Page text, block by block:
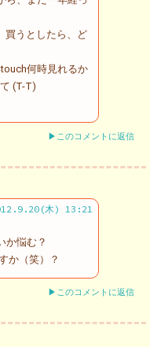
買うとしたら、ど
何時見れるか
(T-T)
▶このコメントに返信
木) 13:21
か悩む？
か（笑）？
▶このコメントに返信